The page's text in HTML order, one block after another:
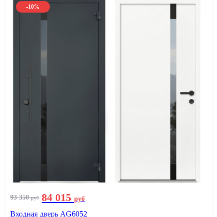
-10%
93 350руб 84 015 руб
Входная дверь AG6052